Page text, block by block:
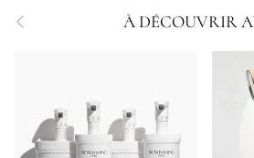
Précédent À DÉCOUVRIR